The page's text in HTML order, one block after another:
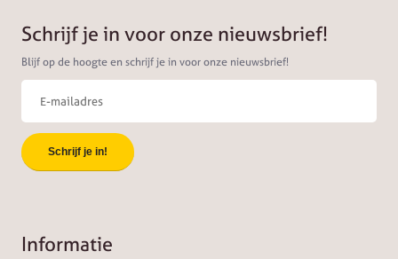
Schrijf je in voor onze nieuwsbrief!
Blijf op de hoogte en schrijf je in voor onze nieuwsbrief!
Informatie